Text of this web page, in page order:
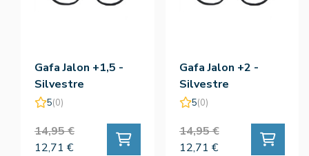
Gafa Jalon +1,5 -
Silvestre
5(0)
14,95 €
12,71 €
Gafa Jalon +2 -
Silvestre
5(0)
14,95 €
12,71 €